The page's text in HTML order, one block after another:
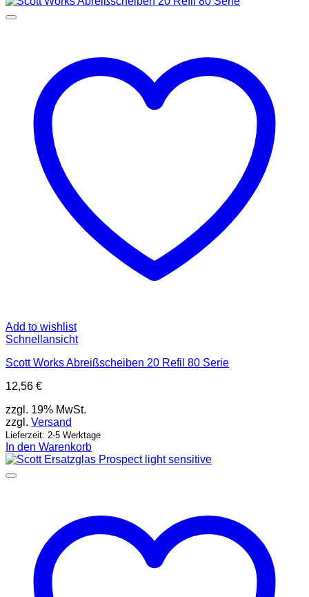
Add to wishlist
Schnellansicht
Scott Works Abreißscheiben 20 Refil 80 Serie
12,56 €
zzgl. 19% MwSt.
zzgl. Versand
Lieferzeit: 2-5 Werktage
In den Warenkorb